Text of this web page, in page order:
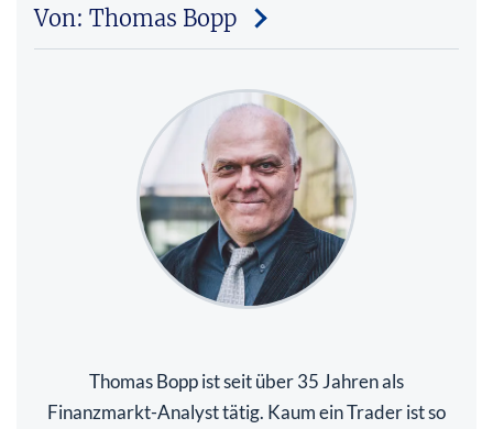
Von: Thomas Bopp
Thomas Bopp ist seit über 35 Jahren als
Finanzmarkt-Analyst tätig. Kaum ein Trader ist so